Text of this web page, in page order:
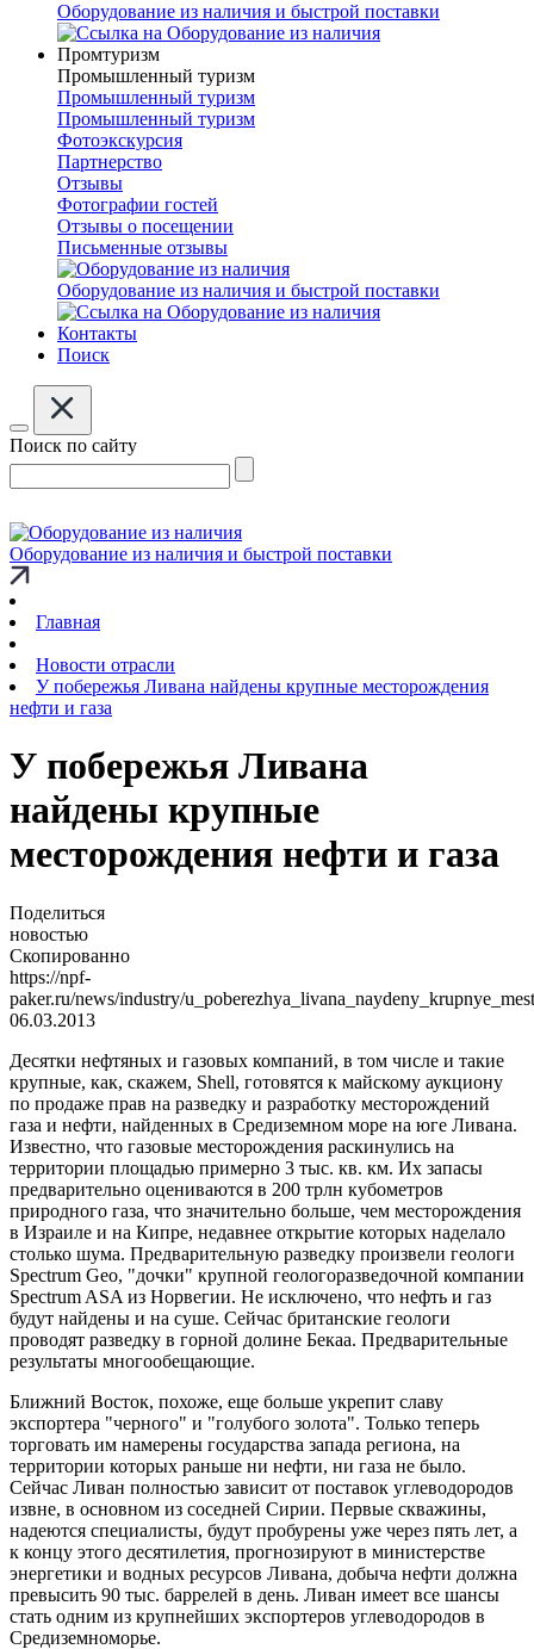
Оборудование из наличия и быстрой поставки
Промтуризм
Промышленный туризм
Промышленный туризм
Промышленный туризм
Фотоэкскурсия
Партнерство
Отзывы
Фотографии гостей
Отзывы о посещении
Письменные отзывы
Оборудование из наличия и быстрой поставки
Контакты
Поиск
Поиск по сайту
Оборудование из наличия и быстрой поставки
Главная
Новости отрасли
У побережья Ливана найдены крупные месторождения
нефти и газа
У побережья Ливана
найдены крупные
месторождения нефти и газа
Поделиться
новостью
Скопированно
https://npf-
paker.ru/news/industry/
06.03.2013
Десятки нефтяных и газовых компаний, в том числе и такие
крупные, как, скажем, Shell, готовятся к майскому аукциону
по продаже прав на разведку и разработку месторождений
газа и нефти, найденных в Средиземном море на юге Ливана.
Известно, что газовые месторождения раскинулись на
территории площадью примерно 3 тыс. кв. км. Их запасы
предварительно оцениваются в 200 трлн кубометров
природного газа, что значительно больше, чем месторождения
в Израиле и на Кипре, недавнее открытие которых наделало
столько шума. Предварительную разведку произвели геологи
Spectrum Geo, "дочки" крупной геологоразведочной компании
Spectrum ASA из Норвегии. Не исключено, что нефть и газ
будут найдены и на суше. Сейчас британские геологи
проводят разведку в горной долине Бекаа. Предварительные
результаты многообещающие.
Ближний Восток, похоже, еще больше укрепит славу
экспортера "черного" и "голубого золота". Только теперь
торговать им намерены государства запада региона, на
территории которых раньше ни нефти, ни газа не было.
Сейчас Ливан полностью зависит от поставок углеводородов
извне, в основном из соседней Сирии. Первые скважины,
надеются специалисты, будут пробурены уже через пять лет, а
к концу этого десятилетия, прогнозируют в министерстве
энергетики и водных ресурсов Ливана, добыча нефти должна
превысить 90 тыс. баррелей в день. Ливан имеет все шансы
стать одним из крупнейших экспортеров углеводородов в
Средиземноморье.